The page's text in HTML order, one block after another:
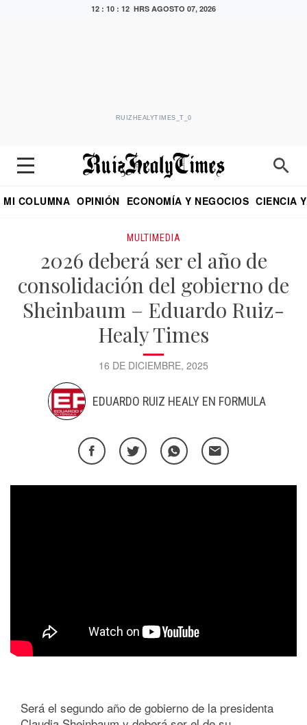
12 : 10 : 13 HRS AGOSTO 07, 2026
RUIZHEALYTIMES_T_0
MI COLUMNA OPINIÓN ECONOMÍA Y NEGOCIOS CIENCIA
MULTIMEDIA
2026 deberá ser el año de
consolidación del gobierno de
Sheinbaum – Eduardo Ruiz-
Healy Times
16 DE DICIEMBRE, 2025
EDUARDO RUIZ HEALY EN FORMULA
Será el segundo año de gobierno de la presidenta